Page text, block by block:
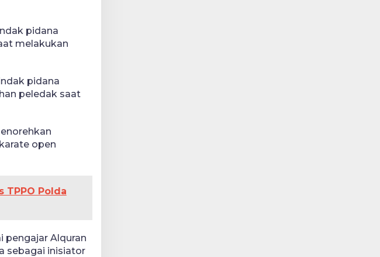
pidana
melakukan
pidana
peledak saat
open
TPPO Polda
pengajar Alquran
sebagai inisiator